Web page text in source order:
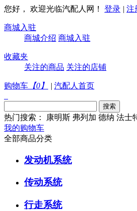
您好， 欢迎光临汽配人网！ 登录 | 注
商城入驻
商城介绍 商城入驻
收藏夹
关注的商品 关注的店铺
购物车 【0 】 | 汽配人首页
热门搜索： 康明斯 弗列加 德纳 法士
我的购物车
全部商品分类
发动机系统
传动系统
行走系统